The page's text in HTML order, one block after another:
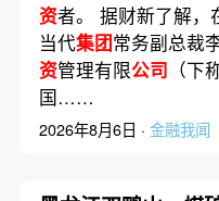
资者。 据财新了解，
当代集团常务副总裁
资管理有限公司 （下
国……
2026年8月6日 · 金融我闻